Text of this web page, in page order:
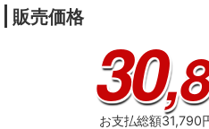
販売価格
30
お支払総額31,790